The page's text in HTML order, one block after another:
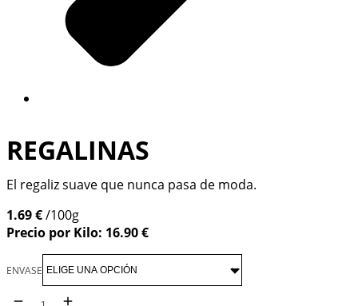
REGALINAS
El regaliz suave que nunca pasa de moda.
1.69 €/100g
Precio por Kilo: 16.90 €
ENVASE